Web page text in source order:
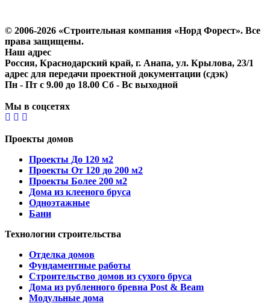
© 2006-2026 «Строительная компания «Норд Форест». Все
права защищены.
Наш адрес
Россия, Краснодарский край, г. Анапа, ул. Крылова, 23/1
адрес для передачи проектной документации (сдэк)
Пн - Пт с 9.00 до 18.00 Сб - Вс выходной
Мы в соцсетях
Проекты домов
Проекты До 120 м2
Проекты От 120 до 200 м2
Проекты Более 200 м2
Дома из клееного бруса
Одноэтажные
Бани
Технологии строительства
Отделка домов
Фундаментные работы
Строительство домов из сухого бруса
Дома из рубленного бревна Post & Beam
Модульные дома